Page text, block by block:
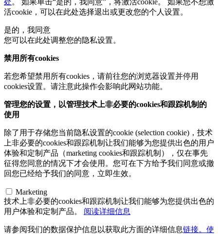
活cookie，可以在此处选择退出或更改您的个人设置。
是的，我同意
您可以在此处调整您的隐私设置。
禁用所有cookies
若您希望禁用所有cookies，请前往您的浏览器设置并停用
cookies设置。请注意此操作会影响此网站功能。
管理您的设置，以管理技术上非必要的cookies和跟踪机制的
使用
除了用于存储您当前隐私设置的cookie (selection cookie)，技术
上非必要的cookies和跟踪机制让我们能够为您提供出色的用户
体验和定制产品（marketing cookies和跟踪机制），仅在事先
征得您同意的情况下才会使用。您可在下方给予我们同意或撤
回您已经给予我们的同意，立即生效。
Marketing
技术上非必要的cookies和跟踪机制让我们能够为您提供出色的
用户体验和定制产品。 阅读详细信息
请参阅我们的数据保护信息以获取此方面的详细信息链接。使